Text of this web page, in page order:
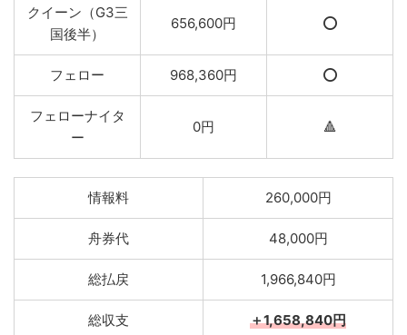
クイーン（G3三
国後半）
656,600円 ⭕️
フェロー 968,360円 ⭕️
フェローナイタ
ー
0円 🔺
情報料 260,000円
舟券代 48,000円
総払戻 1,966,840円
総収支 ＋1,658,840円